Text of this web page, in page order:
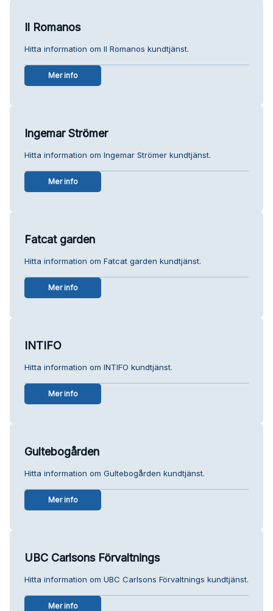
Il Romanos
Hitta information om Il Romanos kundtjänst.
Mer info
Ingemar Strömer
Hitta information om Ingemar Strömer kundtjänst.
Mer info
Fatcat garden
Hitta information om Fatcat garden kundtjänst.
Mer info
INTIFO
Hitta information om INTIFO kundtjänst.
Mer info
Gultebogården
Hitta information om Gultebogården kundtjänst.
Mer info
UBC Carlsons Förvaltnings
Hitta information om UBC Carlsons Förvaltnings kundtjänst.
Mer info